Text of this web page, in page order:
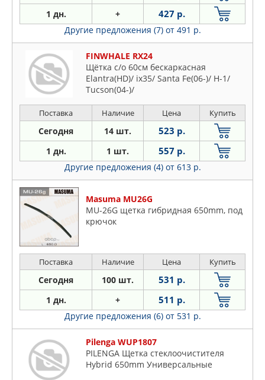
1 дн. + 427 р.
Другие предложения (7) от 491 р.
FINWHALE RX24
Щётка с/о 60см бескаркасная
Elantra(HD)/ ix35/ Santa Fe(06-)/ H-1/
Tucson(04-)/
Поставка Наличие Цена Купить
Сегодня 14 шт. 523 р.
1 дн. 1 шт. 557 р.
Другие предложения (4) от 613 р.
Masuma MU26G
MU-26G щетка гибридная 650mm, под
крючок
Поставка Наличие Цена Купить
Сегодня 100 шт. 531 р.
1 дн. + 511 р.
Другие предложения (6) от 531 р.
Pilenga WUP1807
PILENGA Щетка стеклоочистителя
Hybrid 650mm Универсальные